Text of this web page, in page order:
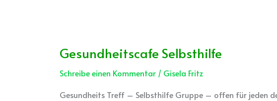
Gesundheitscafe Selbsthilfe
Schreibe einen Kommentar / Gisela Fritz
Gesundheits Treff – Selbsthilfe Gruppe – offen für jeden
Gesundheitscafe